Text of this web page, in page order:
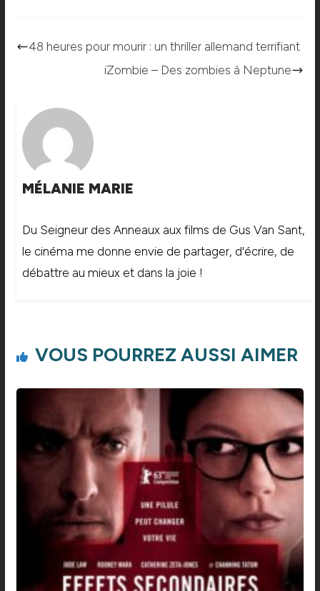
48 heures pour mourir : un thriller allemand terrifiant
iZombie – Des zombies à Neptune
MÉLANIE MARIE
Du Seigneur des Anneaux aux films de Gus Van Sant,
le cinéma me donne envie de partager, d'écrire, de
débattre au mieux et dans la joie !
VOUS POURREZ AUSSI AIMER